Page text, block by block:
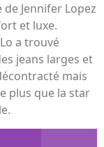
Jennifer Lopez
et luxe.
a trouvé
jeans larges et
mais
plus que la star